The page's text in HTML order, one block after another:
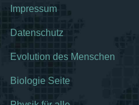
Impressum
Datenschutz
Evolution des Menschen
Biologie Seite